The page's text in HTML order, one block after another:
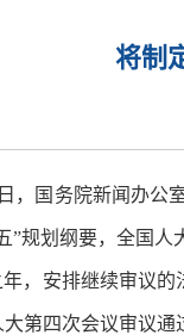
将制
，国务院新闻办公
”规划纲要，全国人
年，安排继续审议
第四次会议审议通